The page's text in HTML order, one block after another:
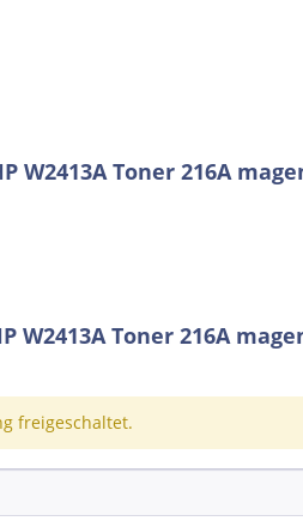
Toner 216A
Toner 216A
freigeschaltet.